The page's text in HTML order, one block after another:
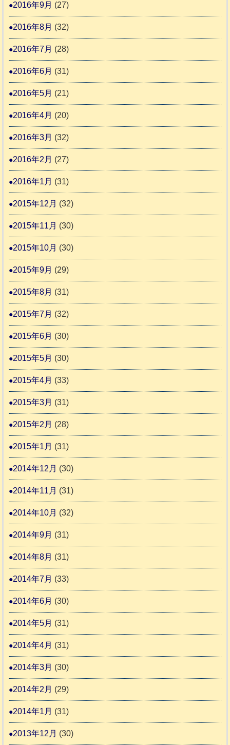
2016年9月 (27)
2016年8月 (32)
2016年7月 (28)
2016年6月 (31)
2016年5月 (21)
2016年4月 (20)
2016年3月 (32)
2016年2月 (27)
2016年1月 (31)
2015年12月 (32)
2015年11月 (30)
2015年10月 (30)
2015年9月 (29)
2015年8月 (31)
2015年7月 (32)
2015年6月 (30)
2015年5月 (30)
2015年4月 (33)
2015年3月 (31)
2015年2月 (28)
2015年1月 (31)
2014年12月 (30)
2014年11月 (31)
2014年10月 (32)
2014年9月 (31)
2014年8月 (31)
2014年7月 (33)
2014年6月 (30)
2014年5月 (31)
2014年4月 (31)
2014年3月 (30)
2014年2月 (29)
2014年1月 (31)
2013年12月 (30)